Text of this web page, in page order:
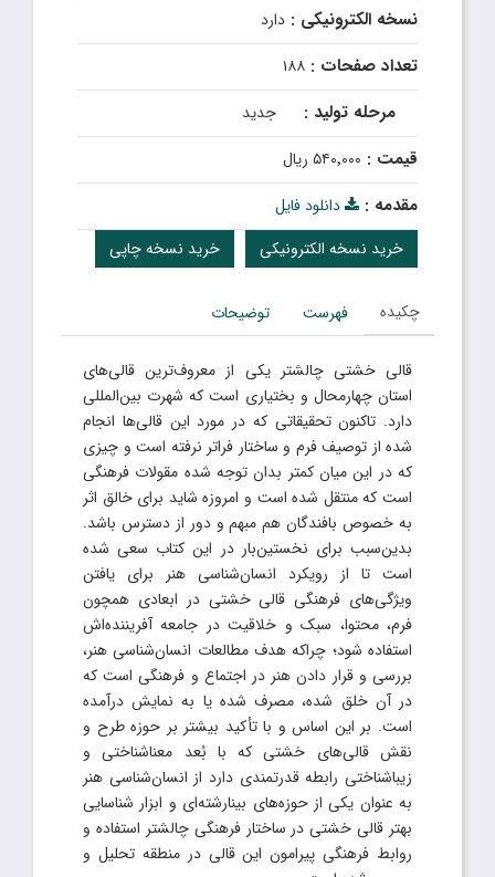
نسخه الکترونیکی : دارد
تعداد صفحات : ۱۸۸
مرحله تولید : جدید
قیمت : ۵۴۰٬۰۰۰ ریال
مقدمه :
دانلود فایل
خرید نسخه چاپی
خرید نسخه الکترونیکی
چکیده فهرست توضیحات
قالی خشتی چالشتر یکی از معروف‌ترین قالی‌های
استان چهارمحال و بختیاری است که شهرت بین‌المللی
دارد. تاکنون تحقیقاتی که در مورد این قالی‌ها انجام
شده از توصیف فرم و ساختار فراتر نرفته است و چیزی
که در این میان کمتر بدان توجه شده مقولات فرهنگی
است که منتقل شده است و امروزه شاید برای خالق اثر
به خصوص بافندگان هم مبهم و دور از دسترس باشد.
بدین‌سبب برای نخستین‌بار در این کتاب سعی شده
است تا از رویکرد انسان‌شناسی هنر برای یافتن
ویژگی‌های فرهنگی قالی خشتی در ابعادی همچون
فرم، محتوا، سبک و خلاقیت در جامعه آفریننده‌اش
استفاده شود؛ چراکه هدف مطالعات انسان‌شناسی هنر،
بررسی و قرار دادن هنر در اجتماع و فرهنگی است که
در آن خلق شده، مصرف شده یا به نمایش درآمده
است. بر این اساس و با تأکید بیشتر بر حوزه طرح و
نقش قالی‌های خشتی که با بُعد معناشناختی و
زیباشناختی رابطه قدرتمندی دارد از انسان‌شناسی هنر
به عنوان یکی از حوزه‌های بینارشته‌ای و ابزار شناسایی
بهتر قالی خشتی در ساختار فرهنگی چالشتر استفاده و
روابط فرهنگی پیرامون این قالی در منطقه تحلیل و